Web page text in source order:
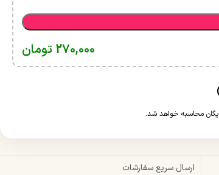
270,000 تومان
ارسال سریع سفارشات